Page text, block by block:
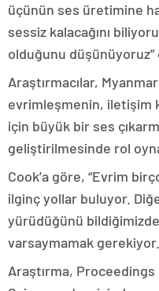
üçünün ses üretimine
sessiz kalacağını
olduğunu düşünüyoruz”
Araştırmacılar,
evrimleşmenin, iletişim
için büyük bir ses
geliştirilmesinde rol
Cook’a göre, “Evrim
ilginç yollar buluyor.
yürüdüğünü
varsaymamak
Araştırma,